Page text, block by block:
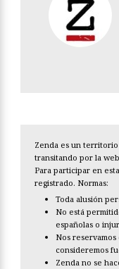
Zenda es un
transitando por la
Para participar en
registrado. Normas:
Toda alusión
No está
españolas o
Nos
consideremos
Zenda no se